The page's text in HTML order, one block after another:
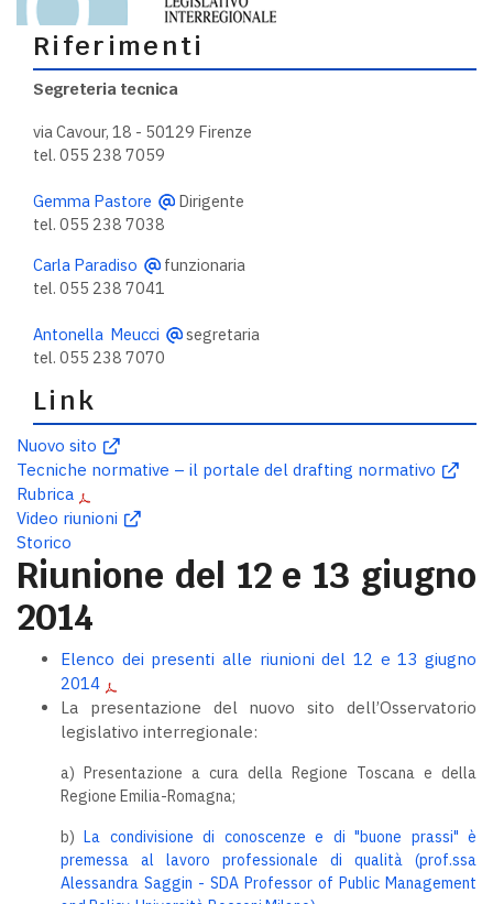
Riferimenti
Segreteria tecnica
via Cavour, 18 - 50129 Firenze
tel. 055 238 7059
Gemma Pastore
Dirigente
tel. 055 238 7038
Carla Paradiso
funzionaria
tel. 055 238 7041
Antonella Meucci
segretaria
tel. 055 238 7070
Link
Nuovo sito
Tecniche normative – il portale del drafting normativo
Rubrica
Video riunioni
Storico
Riunione del 12 e 13 giugno
2014
Elenco dei presenti alle riunioni del 12 e 13 giugno
2014
La presentazione del nuovo sito dell’Osservatorio
legislativo interregionale:
a) Presentazione a cura della Regione Toscana e della
Regione Emilia-Romagna;
b)La condivisione di conoscenze e di "buone prassi" è
premessa al lavoro professionale di qualità (prof.ssa
Alessandra Saggin - SDA Professor of Public Management